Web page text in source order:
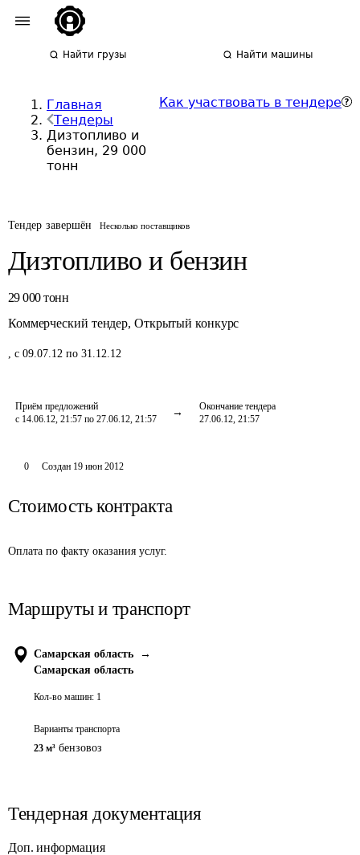
Найти грузы Найти машины
Главная
Тендеры
Дизтопливо и
бензин, 29 000
тонн
Как участвовать в тендере
Тендер завершён Несколько поставщиков
Дизтопливо и бензин
29 000 тонн
Коммерческий тендер, Открытый конкурс
, с 09.07.12 по 31.12.12
Приём предложений
с 14.06.12, 21:57 по 27.06.12, 21:57
Окончание тендера
27.06.12, 21:57
0 Создан 19 июн 2012
Стоимость контракта
Оплата по факту оказания услуг.
Маршруты и транспорт
Самарская область
→
Самарская область
Кол-во машин: 1
Варианты транспорта
23 м³ бензовоз
Тендерная документация
Доп. информация